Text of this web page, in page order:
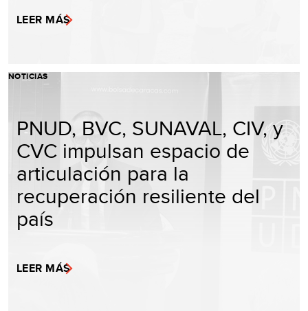
LEER MÁS
NOTICIAS
PNUD, BVC, SUNAVAL, CIV, y
CVC impulsan espacio de
articulación para la
recuperación resiliente del
país
LEER MÁS